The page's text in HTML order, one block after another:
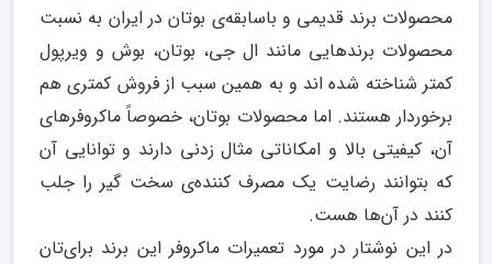
محصولات برند قدیمی و باسابقه‌ی بوتان در ایران به نسبت
محصولات برندهایی مانند ال جی، بوتان، بوش و ویرپول
کمتر شناخته شده اند و به همین سبب از فروش کمتری هم
برخوردار هستند. اما محصولات بوتان، خصوصاً ماکروفرهای
آن، کیفیتی بالا و امکاناتی مثال زدنی دارند و توانایی آن
که بتوانند رضایت یک مصرف کننده‌ی سخت گیر را جلب
کنند در آن‌ها هست.
در این نوشتار در مورد تعمیرات ماکروفر این برند برای‌تان